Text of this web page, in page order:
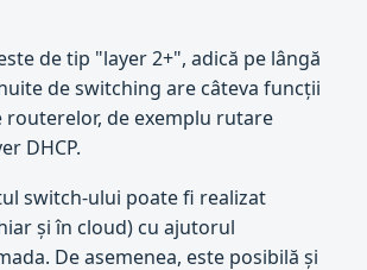
de tip "layer 2+", adică pe lângă
de switching are câteva funcții
routerelor, de exemplu rutare
DHCP.
switch-ului poate fi realizat
și în cloud) cu ajutorul
De asemenea, este posibilă și